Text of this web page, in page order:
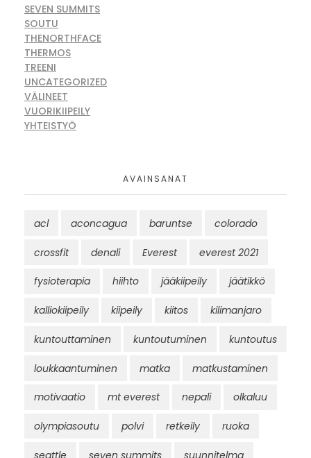
SEVEN SUMMITS
SOUTU
THENORTHFACE
THERMOS
TREENI
UNCATEGORIZED
VÄLINEET
VUORIKIIPEILY
YHTEISTYÖ
AVAINSANAT
acl aconcagua baruntse colorado
crossfit denali Everest everest 2021
fysioterapia hiihto jääkiipeily jäätikkö
kalliokiipeily kiipeily kiitos kilimanjaro
kuntouttaminen kuntoutuminen kuntoutus
loukkaantuminen matka matkustaminen
motivaatio mt everest nepali olkaluu
olympiasoutu polvi retkeily ruoka
seattle seven summits suunnitelma